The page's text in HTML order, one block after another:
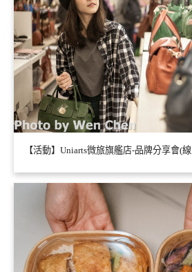
【活動】Uniarts微旅旗艦店-品牌分享會(